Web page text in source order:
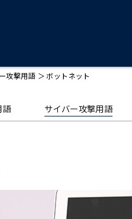
攻撃用語 ボットネット
語 サイバー攻撃用語